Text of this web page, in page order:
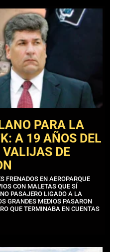
PARA LA
A 19 AÑOS DEL
VALIJAS DE
FRENADOS EN AEROPARQUE
CON MALETAS QUE SÍ
PASAJERO LIGADO A LA
GRANDES MEDIOS PASARON
QUE TERMINABA EN CUENTAS